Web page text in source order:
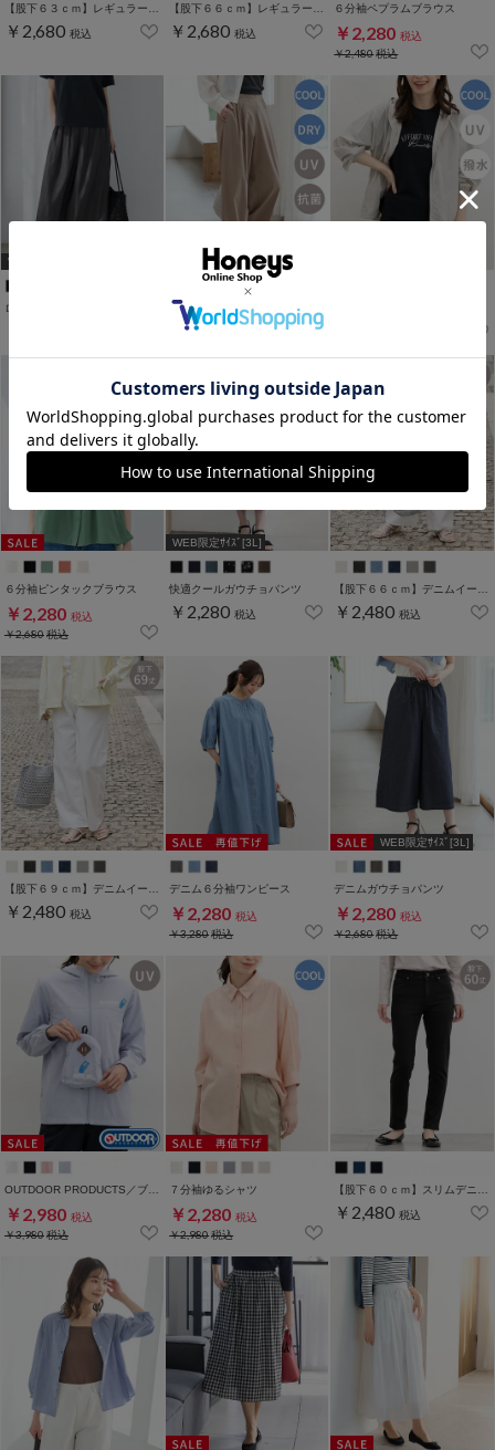
￥2,680 税込 ￥2,680 税込
６分袖ペプラムブラウス
￥2,280 税込
￥2,480税込
WEB限定ｻｲｽﾞ[3L]
ロングガウチョパンツ
WEB限定ｻｲｽﾞ[3L]
大人のストレートパンツ
￥2,480
６分袖ピンタックブラウス
￥2,280 税込
￥2,680税込
WEB限定ｻｲｽﾞ[3L]
快適クールガウチョパンツ
￥2,280 税込 ￥2,480 税込
【股下６９ｃｍ】デニムイージーパンツ(股下66/69cm展開)
￥2,480 税込
デニム６分袖ワンピース
￥2,280 税込
￥3,280税込
WEB限定ｻｲｽﾞ[3L]
デニムガウチョパンツ
￥2,280 税込
￥2,680税込
￥2,980 税込
￥3,980税込
７分袖ゆるシャツ
￥2,280 税込
￥2,980税込
￥2,480 税込